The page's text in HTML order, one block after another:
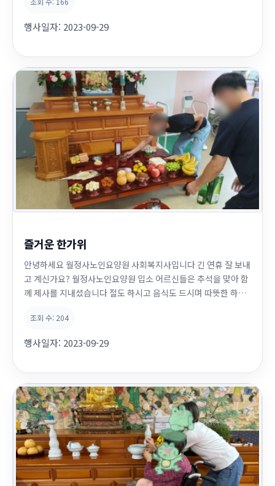
행사일자: 2023-09-29
즐거운 한가위
안녕하세요 월정사노인요양원 사회복지사입니다 긴 연휴 잘 보내
고 계신가요? 월정사노인요양원 입소 어르신들은 추석을 맞아 함
께 제사를 지내셨습니다 절도 하시고 음식도 드시며 따뜻한 하루
조회 수: 204
행사일자: 2023-09-29